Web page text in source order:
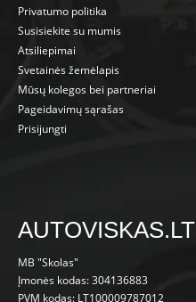
Privatumo politika
Susisiekite su mumis
Atsiliepimai
Svetainės žemėlapis
Mūsų kolegos bei partneriai
Pageidavimų sąrašas
Prisijungti
AUTOVISKAS.LT
MB "Skolas"
Įmonės kodas: 304136883
PVM kodas: LT100009787012